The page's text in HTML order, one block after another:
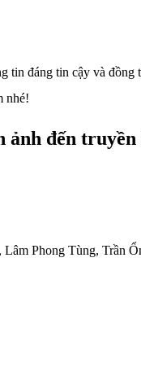
đáng tin cậy và
nhé!
đến
Phong Tùng, Trần